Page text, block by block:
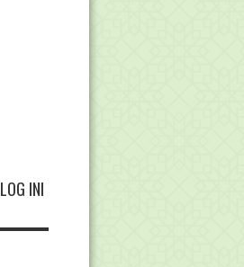
INI